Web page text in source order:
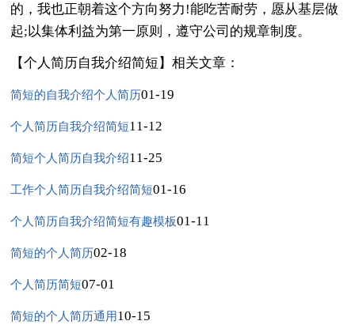
的，我也正朝着这个方向努力!能吃苦耐劳，愿从基层做
起;以集体利益为第一原则，遵守公司的规章制度。
【个人简历自我介绍简短】相关文章：
简短的自我介绍个人简历01-19
个人简历自我介绍简短11-12
简短个人简历自我介绍11-25
工作个人简历自我介绍简短01-16
个人简历自我介绍简短有趣模板01-11
简短的个人简历02-18
个人简历简短07-01
简短的个人简历通用10-15